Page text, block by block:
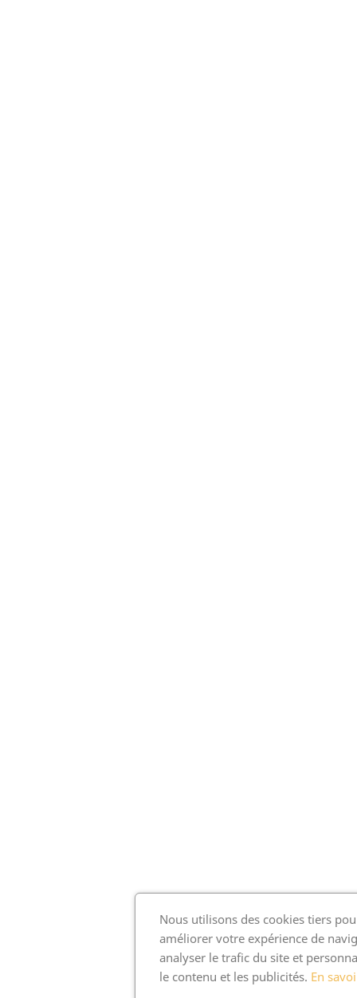
Nous utilisons des cookies tiers
améliorer votre expérience de
analyser le trafic du site et
le contenu et les publicités. En